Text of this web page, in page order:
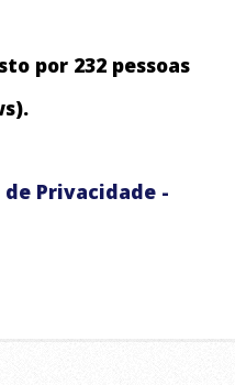
E FILMAGENS
por 232 pessoas
Privacidade -